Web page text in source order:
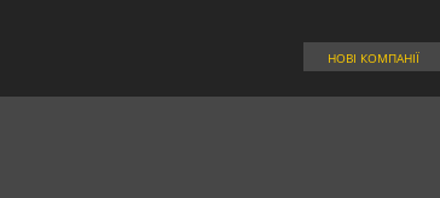
НОВІ КОМПАНІЇ